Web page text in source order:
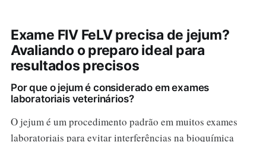
Exame FIV FeLV precisa de jejum?
Avaliando o preparo ideal para
resultados precisos
Por que o jejum é considerado em exames
laboratoriais veterinários?
O jejum é um procedimento padrão em muitos exames
laboratoriais para evitar interferências na bioquímica